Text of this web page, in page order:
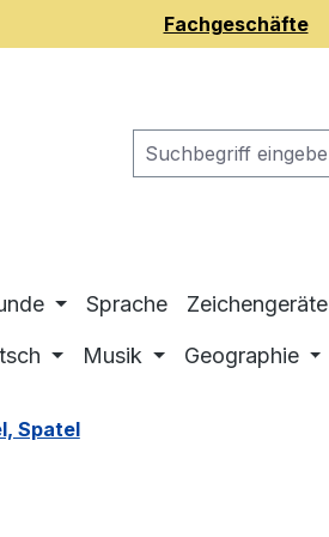
Fachgeschäfte
Sprache Zeichengeräte
Musik Geographie
Spatel